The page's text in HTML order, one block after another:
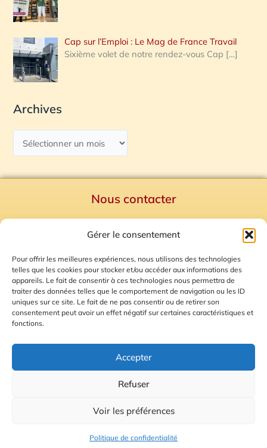
Gérer le consentement
Pour offrir les meilleures expériences, nous utilisons des technologies
telles que les cookies pour stocker et/ou accéder aux informations des
appareils. Le fait de consentir à ces technologies nous permettra de
traiter des données telles que le comportement de navigation ou les ID
uniques sur ce site. Le fait de ne pas consentir ou de retirer son
consentement peut avoir un effet négatif sur certaines caractéristiques et
fonctions.
Accepter
Refuser
Voir les préférences
Politique de confidentialité
Cap sur l’Emploi : Le Mag de France Travail
Sixième volet de notre rendez-vous Cap […]
Archives
Nous contacter
Mentions Légales
Plan du site
Gestion des Cookies
© 2026 Radio Calade